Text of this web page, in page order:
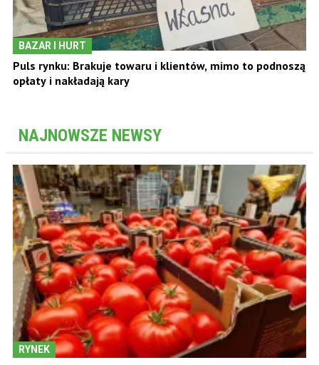
BAZAR I HURT
Puls rynku: Brakuje towaru i klientów, mimo to podnoszą
opłaty i nakładają kary
NAJNOWSZE NEWSY
RYNEK